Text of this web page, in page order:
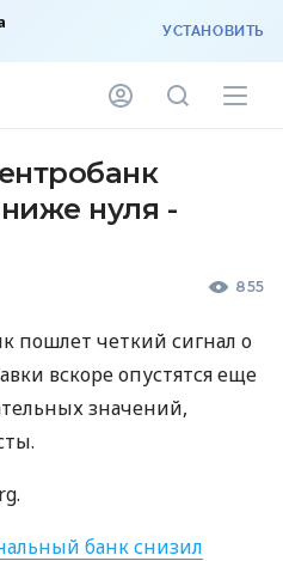
УСТАНОВИТЬ
ниже нуля -
855
пошлет четкий сигнал о
вскоре опустятся еще
значений,
банк снизил